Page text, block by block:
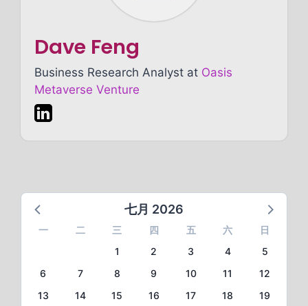
Dave Feng
Business Research Analyst at Oasis
Metaverse Venture
七月 2026
一 二 三 四 五 六
日
1
2 3 4
5
6
7 8 9 10 11
12
13
14 15 16 17 18
19